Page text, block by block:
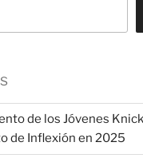
de los Jóvenes
de Inflexión en 2025